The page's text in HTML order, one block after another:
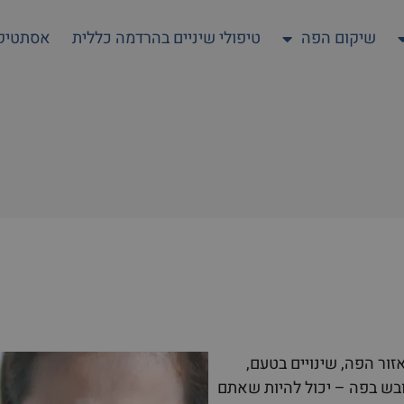
שיקום הפה טיפולי שיניים בהרדמה כללית
הפה, שינויים בטעם,
בפה – יכול להיות שאתם